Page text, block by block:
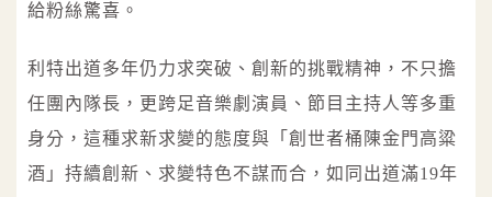
給粉絲驚喜。
利特出道多年仍力求突破、創新的挑戰精神，不只擔
任團內隊長，更跨足音樂劇演員、節目主持人等多重
身分，這種求新求變的態度與「創世者桶陳金門高粱
酒」持續創新、求變特色不謀而合，如同出道滿19年